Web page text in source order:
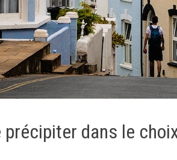
précipiter dans le